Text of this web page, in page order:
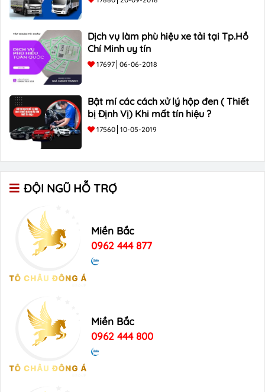
Dịch vụ làm phù hiệu xe tải tại Tp.Hồ
Chí Minh uy tín
17697 06-06-2018
Bật mí các cách xử lý hộp đen ( Thiết
bị Định Vị) Khi mất tín hiệu ?
17560 10-05-2019
ĐỘI NGŨ HỖ TRỢ
Miền Bắc
0962 444 877
Miền Bắc
0962 444 800